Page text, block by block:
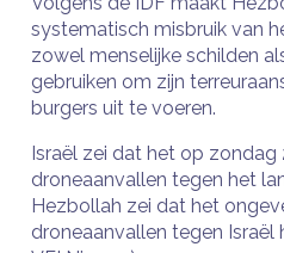
systematisch misbruik van
zowel menselijke schilden
gebruiken om zijn
burgers uit te voeren.
Israël zei dat het op zondag
droneaanvallen tegen het
Hezbollah zei dat het
droneaanvallen tegen